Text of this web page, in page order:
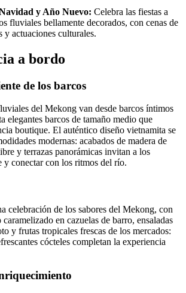
y Año Nuevo: Celebra las fiestas a
fluviales bellamente decorados, con cenas de
y actuaciones culturales.
a bordo
de los barcos
del Mekong van desde barcos íntimos
elegantes barcos de tamaño medio que
boutique. El auténtico diseño vietnamita se
modernas: acabados de madera de
y terrazas panorámicas invitan a los
y conectar con los ritmos del río.
celebración de los sabores del Mekong, con
en cazuelas de barro, ensaladas
y frutas tropicales frescas de los mercados:
cócteles completan la experiencia